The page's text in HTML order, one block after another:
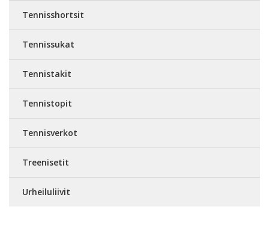
Tennisshortsit
Tennissukat
Tennistakit
Tennistopit
Tennisverkot
Treenisetit
Urheiluliivit